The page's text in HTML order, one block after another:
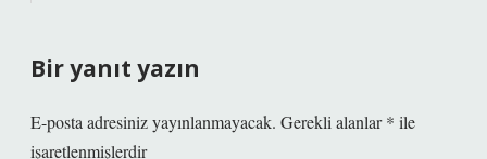
Bir yanıt yazın
E-posta adresiniz yayınlanmayacak. Gerekli alanlar* ile
işaretlenmişlerdir